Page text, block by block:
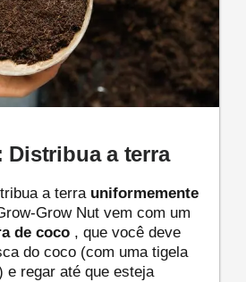
Distribua a terra
a terra uniformemente
Grow Nut vem com um
de coco, que você deve
do coco (com uma tigela
e regar até que esteja